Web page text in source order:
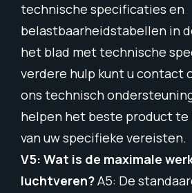
technische specificaties en
belastbaarheidstabellen in
het blad met technische
verdere hulp kunt u contact
ons technisch
helpen het beste product te
van uw specifieke vereisten.
V5: Wat is de maximale
luchtveren?A5: De